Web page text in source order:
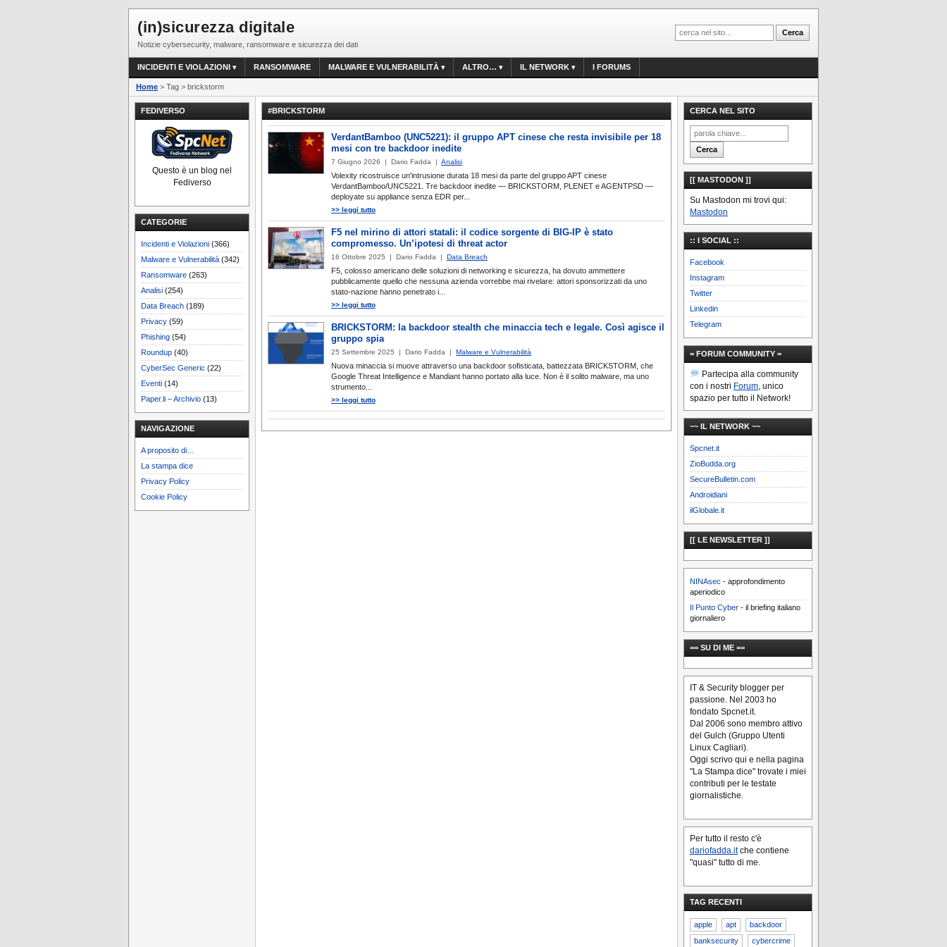
(in)sicurezza digitale
Notizie cybersecurity, malware, ransomware e sicurezza dei dati
INCIDENTI E VIOLAZIONI RANSOMWARE MALWARE E VULNERABILITÀ ALTRO… IL NETWORK I FORUMS
Home > Tag > brickstorm
FEDIVERSO
Questo è un blog nel
Fediverso
CATEGORIE
Incidenti e Violazioni (366)
Malware e Vulnerabilità (342)
Ransomware (263)
Analisi (254)
Data Breach (189)
Privacy (59)
Phishing (54)
Roundup (40)
CyberSec Generic (22)
Eventi (14)
Paper.li – Archivio (13)
NAVIGAZIONE
A proposito di…
La stampa dice
Privacy Policy
Cookie Policy
#BRICKSTORM
VerdantBamboo (UNC5221): il gruppo APT cinese che resta invisibile per 18
mesi con tre backdoor inedite
7 Giugno 2026 | Dario Fadda | Analisi
Volexity ricostruisce un'intrusione durata 18 mesi da parte del gruppo APT cinese
VerdantBamboo/UNC5221. Tre backdoor inedite — BRICKSTORM, PLENET e AGENTPSD —
deployate su appliance senza EDR per...
>> leggi tutto
F5 nel mirino di attori statali: il codice sorgente di BIG-IP è stato
compromesso. Un’ipotesi di threat actor
16 Ottobre 2025 | Dario Fadda | Data Breach
F5, colosso americano delle soluzioni di networking e sicurezza, ha dovuto ammettere
pubblicamente quello che nessuna azienda vorrebbe mai rivelare: attori sponsorizzati da uno
stato-nazione hanno penetrato i...
>> leggi tutto
BRICKSTORM: la backdoor stealth che minaccia tech e legale. Così agisce il
gruppo spia
25 Settembre 2025 | Dario Fadda | Malware e Vulnerabilità
Nuova minaccia si muove attraverso una backdoor sofisticata, battezzata BRICKSTORM, che
Google Threat Intelligence e Mandiant hanno portato alla luce. Non è il solito malware, ma uno
strumento...
>> leggi tutto
CERCA NEL SITO
[[ MASTODON ]]
Su Mastodon mi trovi qui:
Mastodon
:: I SOCIAL ::
Facebook
Instagram
Twitter
Linkedin
Telegram
= FORUM COMMUNITY =
Partecipa alla community
con i nostri Forum, unico
spazio per tutto il Network!
~~ IL NETWORK ~~
Spcnet.it
ZioBudda.org
SecureBulletin.com
Androidiani
ilGlobale.it
[[ LE NEWSLETTER ]]
NINAsec - approfondimento
aperiodico
Il Punto Cyber - il briefing italiano
giornaliero
== SU DI ME ==
IT & Security blogger per
passione. Nel 2003 ho
fondato Spcnet.it.
Dal 2006 sono membro attivo
del Gulch (Gruppo Utenti
Linux Cagliari).
Oggi scrivo qui e nella pagina
"La Stampa dice" trovate i miei
contributi per le testate
giornalistiche.
Per tutto il resto c'è
dariofadda.itche contiene
"quasi" tutto di me.
TAG RECENTI
apple apt
backdoor
banksecurity
cybercrime